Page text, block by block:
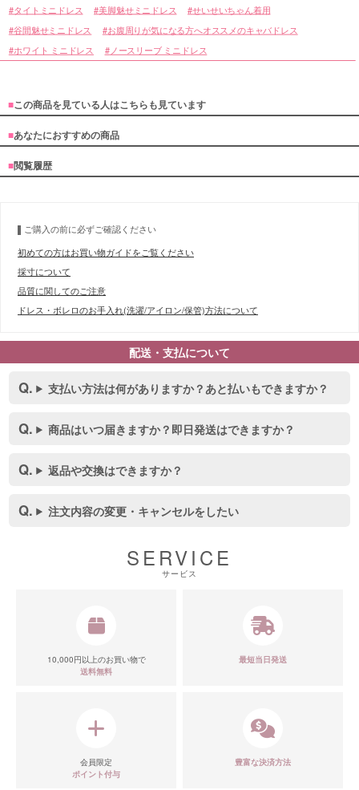
■スペック表
タイトミニドレス 美脚魅せミニドレス せいせいちゃん着用
谷間魅せミニドレス お腹周りが気になる方へオススメのキャバドレス
ホワイト ミニドレス ノースリーブ ミニドレス
■この商品を見ている人はこちらも見ています
■あなたにおすすめの商品
■閲覧履歴
ご購入の前に必ずご確認ください
初めての方はお買い物ガイドをご覧ください
採寸について
品質に関してのご注意
ドレス・ボレロのお手入れ(洗濯/アイロン/保管)方法について
配送・支払について
支払い方法は何がありますか？あと払いもできますか？
商品はいつ届きますか？即日発送はできますか？
返品や交換はできますか？
注文内容の変更・キャンセルをしたい
SERVICE
サービス
10,000円以上のお買い物で
送料無料
最短当日発送
会員限定
ポイント付与
豊富な決済方法